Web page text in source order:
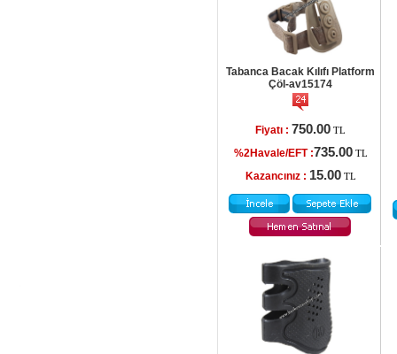
Tabanca Bacak Kılıfı Platform
Çöl-av15174
Fiyatı : 750.00 TL
%2Havale/EFT :735.00 TL
Kazancınız : 15.00 TL